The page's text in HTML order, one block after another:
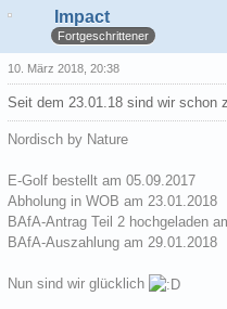
Impact
Fortgeschrittener
10. März 2018, 20:38
Seit dem 23.01.18 sind wir schon
Nordisch by Nature
E-Golf bestellt am 05.09.2017
Abholung in WOB am 23.01.2018
BAfA-Antrag Teil 2 hochgeladen
BAfA-Auszahlung am 29.01.2018
Nun sind wir glücklich